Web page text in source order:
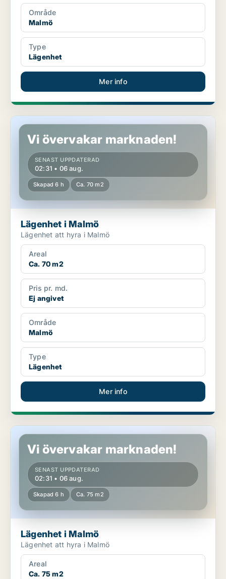
Område
Malmö
Type
Lägenhet
Mer info
Lägenhet i Malmö
Vi övervakar marknaden!
SENAST UPPDATERAD
02:31 • 06 aug.
Skapad 6 h Ca. 70 m2
Lägenhet i Malmö
Lägenhet att hyra i Malmö
Areal
Ca. 70 m2
Pris pr. md.
Ej angivet
Område
Malmö
Type
Lägenhet
Mer info
Lägenhet i Malmö
Vi övervakar marknaden!
SENAST UPPDATERAD
02:31 • 06 aug.
Skapad 6 h Ca. 75 m2
Lägenhet i Malmö
Lägenhet att hyra i Malmö
Areal
Ca. 75 m2